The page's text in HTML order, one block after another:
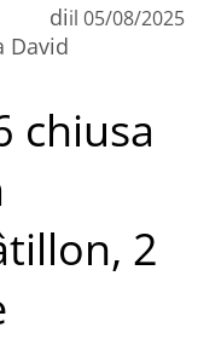
di
David
il 05/08/2025
chiusa
2